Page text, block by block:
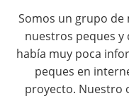
Somos un grupo de
nuestros peques y
había muy poca
peques en
proyecto. Nuestro